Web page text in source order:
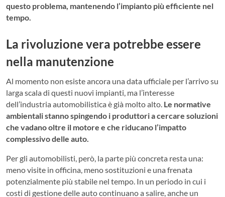
questo problema, mantenendo l’impianto più efficiente nel
tempo.
La rivoluzione vera potrebbe essere
nella manutenzione
Al momento non esiste ancora una data ufficiale per l’arrivo su
larga scala di questi nuovi impianti, ma l’interesse
dell’industria automobilistica è già molto alto. Le normative
ambientali stanno spingendo i produttori a cercare soluzioni
che vadano oltre il motore e che riducano l’impatto
complessivo delle auto.
Per gli automobilisti, però, la parte più concreta resta una:
meno visite in officina, meno sostituzioni e una frenata
potenzialmente più stabile nel tempo. In un periodo in cui i
costi di gestione delle auto continuano a salire, anche un